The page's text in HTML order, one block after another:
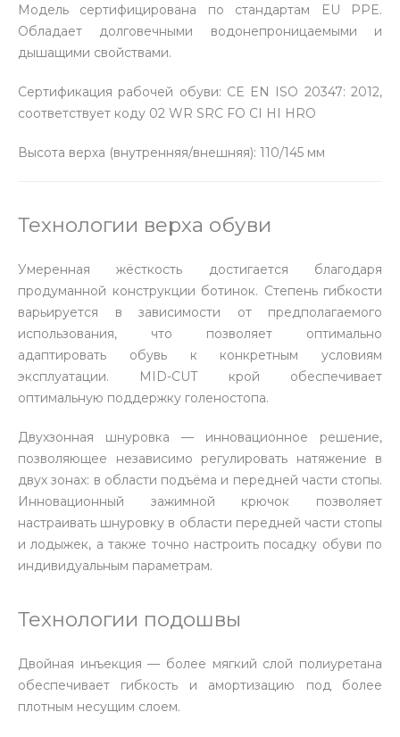
Модель сертифицирована по стандартам EU PPE.
Обладает долговечными водонепроницаемыми и
дышащими свойствами.
Сертификация рабочей обуви: CE EN ISO 20347: 2012,
соответствует коду 02 WR SRC FO CI HI HRO
Высота верха (внутренняя/внешняя): 110/145 мм
Технологии верха обуви
Умеренная жёсткость достигается благодаря
продуманной конструкции ботинок. Степень гибкости
варьируется в зависимости от предполагаемого
использования, что позволяет оптимально
адаптировать обувь к конкретным условиям
эксплуатации. MID-CUT крой обеспечивает
оптимальную поддержку голеностопа.
Двухзонная шнуровка — инновационное решение,
позволяющее независимо регулировать натяжение в
двух зонах: в области подъёма и передней части стопы.
Инновационный зажимной крючок позволяет
настраивать шнуровку в области передней части стопы
и лодыжек, а также точно настроить посадку обуви по
индивидуальным параметрам.
Технологии подошвы
Двойная инъекция — более мягкий слой полиуретана
обеспечивает гибкость и амортизацию под более
плотным несущим слоем.